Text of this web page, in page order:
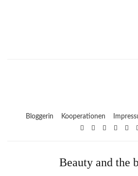
Bloggerin Kooperationen
Beauty and the